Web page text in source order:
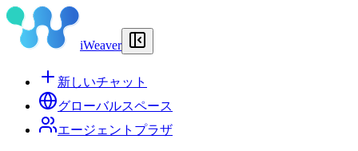
iWeaver
新しいチャット
グローバルスペース
エージェントプラザ